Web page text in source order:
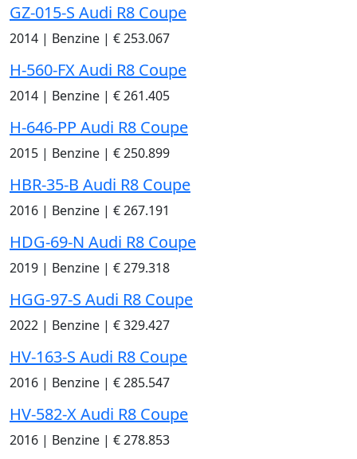
GZ-015-S Audi R8 Coupe
2014 | Benzine | € 253.067
H-560-FX Audi R8 Coupe
2014 | Benzine | € 261.405
H-646-PP Audi R8 Coupe
2015 | Benzine | € 250.899
HBR-35-B Audi R8 Coupe
2016 | Benzine | € 267.191
HDG-69-N Audi R8 Coupe
2019 | Benzine | € 279.318
HGG-97-S Audi R8 Coupe
2022 | Benzine | € 329.427
HV-163-S Audi R8 Coupe
2016 | Benzine | € 285.547
HV-582-X Audi R8 Coupe
2016 | Benzine | € 278.853